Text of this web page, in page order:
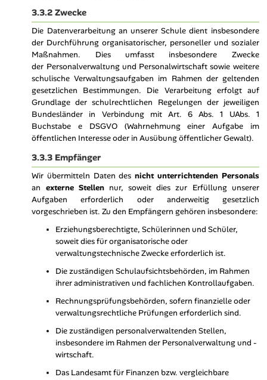
3.3.2 Zwecke
Die Datenverarbeitung an unserer Schule dient insbesondere
der Durchführung organisatorischer, personeller und sozialer
Maßnahmen. Dies umfasst insbesondere Zwecke
der Personalverwaltung und Personalwirtschaft sowie weitere
schulische Verwaltungsaufgaben im Rahmen der geltenden
gesetzlichen Bestimmungen. Die Verarbeitung erfolgt auf
Grundlage der schulrechtlichen Regelungen der jeweiligen
Bundesländer in Verbindung mit Art. 6 Abs. 1 UAbs. 1
Buchstabe e DSGVO (Wahrnehmung einer Aufgabe im
öffentlichen Interesse oder in Ausübung öffentlicher Gewalt).
3.3.3 Empfänger
Wir übermitteln Daten desnicht unterrichtenden Personals
an externe Stellennur, soweit dies zur Erfüllung unserer
Aufgaben erforderlich oder anderweitig gesetzlich
vorgeschrieben ist. Zu den Empfängern gehören insbesondere:
Erziehungsberechtigte, Schülerinnen und Schüler,
soweit dies für organisatorische oder
verwaltungstechnische Zwecke erforderlich ist.
Die zuständigen Schulaufsichtsbehörden, im Rahmen
ihrer administrativen und fachlichen Kontrollaufgaben.
Rechnungsprüfungsbehörden, sofern finanzielle oder
verwaltungsrechtliche Prüfungen erforderlich sind.
Die zuständigen personalverwaltenden Stellen,
insbesondere im Rahmen der Personalverwaltung und -
wirtschaft.
Das Landesamt für Finanzen bzw. vergleichbare